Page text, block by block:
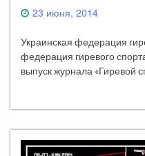
23 июня, 2014
Украинская федерация
федерация гиревого
выпуск журнала «Гиревой